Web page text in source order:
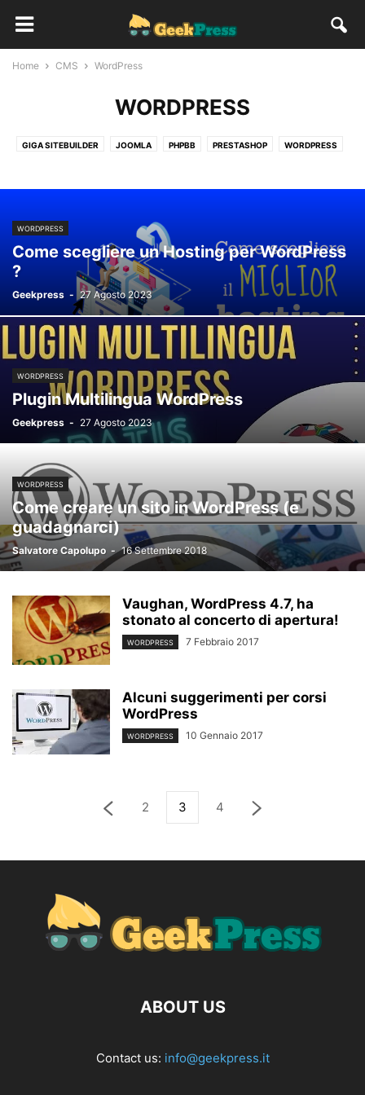
Home CMS WordPress
WORDPRESS
GIGA SITEBUILDER JOOMLA PHPBB PRESTASHOP WORDPRESS
WORDPRESS
Come scegliere un Hosting per WordPress
?
Geekpress - 27 Agosto 2023
WORDPRESS
Plugin Multilingua WordPress
Geekpress - 27 Agosto 2023
WORDPRESS
Come creare un sito in WordPress (e
guadagnarci)
Salvatore Capolupo - 16 Settembre 2018
Vaughan, WordPress 4.7, ha
stonato al concerto di apertura!
WORDPRESS 7 Febbraio 2017
Alcuni suggerimenti per corsi
WordPress
WORDPRESS 10 Gennaio 2017
2 3 4
ABOUT US
Contact us: info@geekpress.it